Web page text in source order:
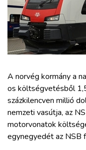
ELLÁTÁSI LÁNC
ZÖLDÚT
HAJÓZÁS
BLOG
ARCHÍVUM
A norvég kormány a
os költségvetésből
százkilencven millió
nemzeti vasútja, az
motorvonatok
egynegyedét az NSB